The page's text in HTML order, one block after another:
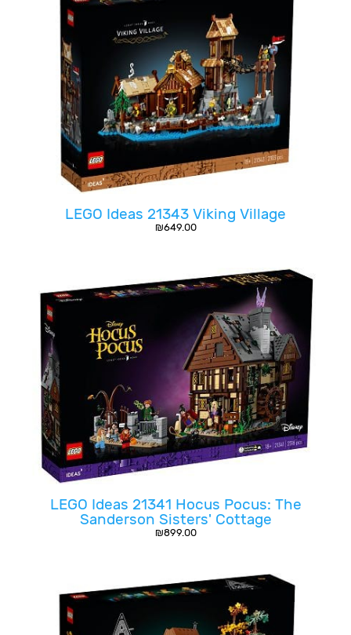
LEGO Ideas 21343 Viking Village
₪649.00
LEGO Ideas 21341 Hocus Pocus: The
Sanderson Sisters' Cottage
₪899.00